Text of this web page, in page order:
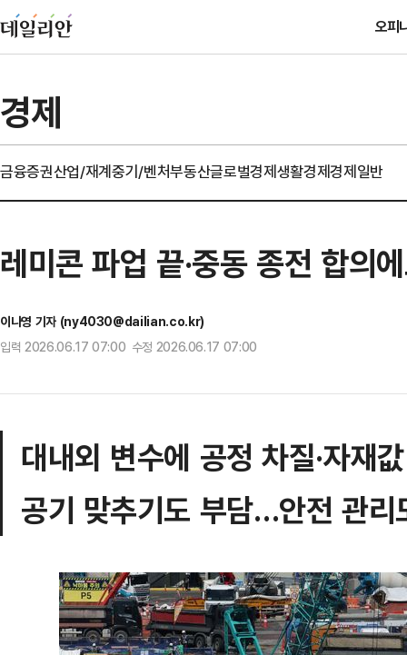
오피
경제
금융증권산업/재계중기/벤처부동산글로벌경제생활경제경제일반
레미콘 파업 끝·중동 종전 합의
이나영 기자 (ny4030@dailian.co.kr)
입력 2026.06.17 07:00 수정 2026.06.17 07:00
대내외 변수에 공정 차질·자재
공기 맞추기도 부담…안전 관리